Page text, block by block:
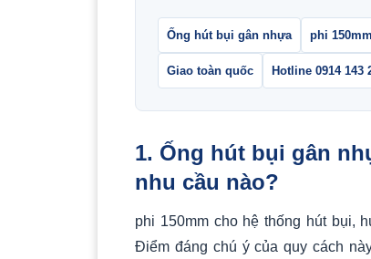
Ống hút bụi gân nhựa phi 150mm
Giao toàn quốc Hotline 0914 143
1. Ống hút bụi gân
nhu cầu nào?
phi 150mm cho hệ thống hút bụi,
Điểm đáng chú ý của quy cách